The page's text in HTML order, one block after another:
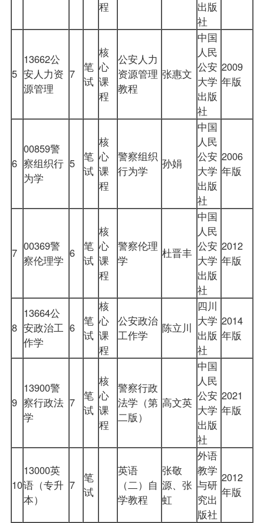
程
出版
社
5
13662公
安人力资
源管理
7
笔
试
核
心
课
程
公安人力
资源管理
教程
张惠文
中国
人民
公安
大学
出版
社
2009
年版
6
00859警
察组织行
为学
5
笔
试
核
心
课
程
警察组织
行为学
孙娟
中国
人民
公安
大学
出版
社
2006
年版
7 00369警
察伦理学
6
笔
试
核
心
课
程
警察伦理
学
杜晋丰
中国
人民
公安
大学
出版
社
2012
年版
8
13664公
安政治工
作学
6
笔
试
核
心
课
程
公安政治
工作学
陈立川
四川
大学
出版
社
2014
年版
9
13900警
察行政法
学
7
笔
试
核
心
课
程
警察行政
法学（第
二版）
高文英
中国
人民
公安
大学
出版
社
2021
年版
10
13000英
语（专升
本）
7
笔
试
英语
（二）自
学教程
张敬
源、张
虹
外语
教学
与研
究出
版社
2012
年版